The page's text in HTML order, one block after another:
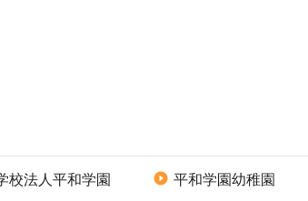
校法人平和学園  平和学園幼稚園